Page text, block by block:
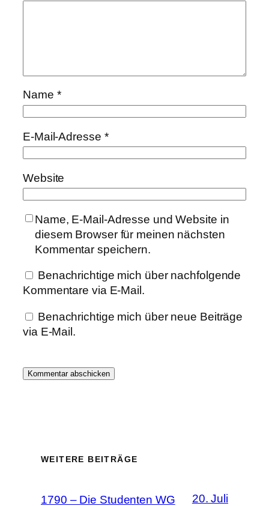
Name *
E-Mail-Adresse *
Website
Name, E-Mail-Adresse und Website in
diesem Browser für meinen nächsten
Kommentar speichern.
Benachrichtige mich über nachfolgende
Kommentare via E-Mail.
Benachrichtige mich über neue Beiträge
via E-Mail.
WEITERE BEITRÄGE
1790 – Die Studenten WG
20. Juli